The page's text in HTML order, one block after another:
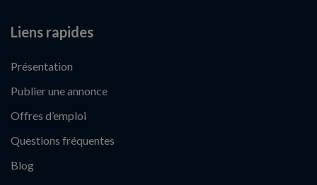
Liens rapides
Présentation
Publier une annonce
Offres d’emploi
Questions fréquentes
Blog